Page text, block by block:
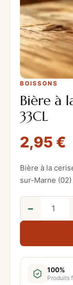
BOISSONS
Bière à
33CL
2,95 €
Bière à la
sur-Marne (02)
u
a
−
100%
Produits